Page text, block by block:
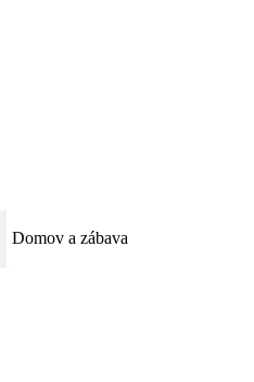
Domov a zábava